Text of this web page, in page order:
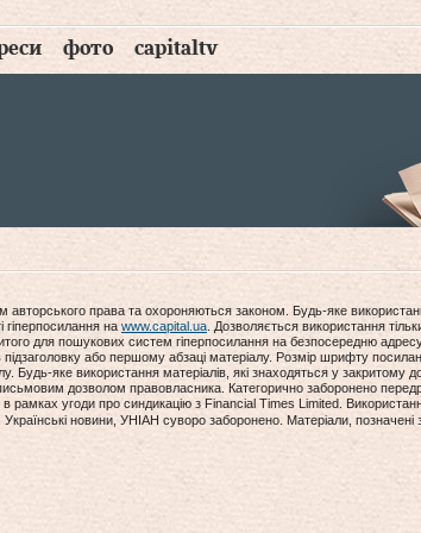
фото capitaltv
авторського права та охороняються законом. Будь-яке
гіперпосилання на www.capital.ua . Дозволяється використання
для пошукових систем гіперпосилання на безпосередню
або першому абзаці матеріалу. Розмір шрифту
яке використання матеріалів, які знаходяться у закритому
дозволом правовласника. Категорично заборонено
рамках угоди про синдикацію з Financial Times Limited.
новини, УНІАН суворо заборонено. Матеріали, позначені